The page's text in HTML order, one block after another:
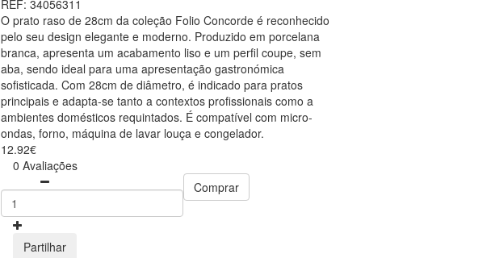
REF: 34056311
O prato raso de 28cm da coleção Folio Concorde é reconhecido
pelo seu design elegante e moderno. Produzido em porcelana
branca, apresenta um acabamento liso e um perfil coupe, sem
aba, sendo ideal para uma apresentação gastronómica
sofisticada. Com 28cm de diâmetro, é indicado para pratos
principais e adapta-se tanto a contextos profissionais como a
ambientes domésticos requintados. É compatível com micro-
ondas, forno, máquina de lavar louça e congelador.
12.92€
0 Avaliações
Comprar
Partilhar